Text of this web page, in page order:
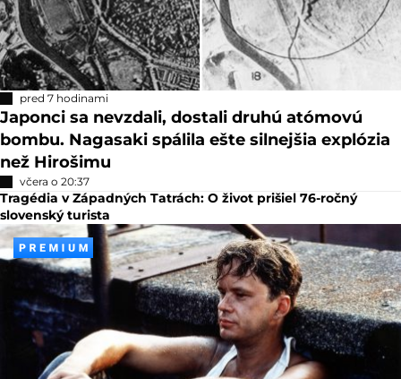
pred 7 hodinami
Japonci sa nevzdali, dostali druhú atómovú
bombu. Nagasaki spálila ešte silnejšia explózia
než Hirošimu
včera o 20:37
Tragédia v Západných Tatrách: O život prišiel 76-ročný
slovenský turista